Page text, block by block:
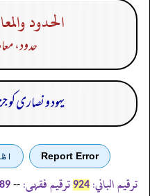
الحدود
حدود،
یہود و نصاری
Report Error
ترقیم الباني: 924 ترقیم فقہی: --